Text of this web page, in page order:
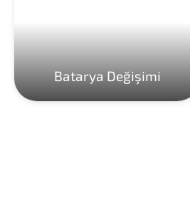
Batarya Değişimi